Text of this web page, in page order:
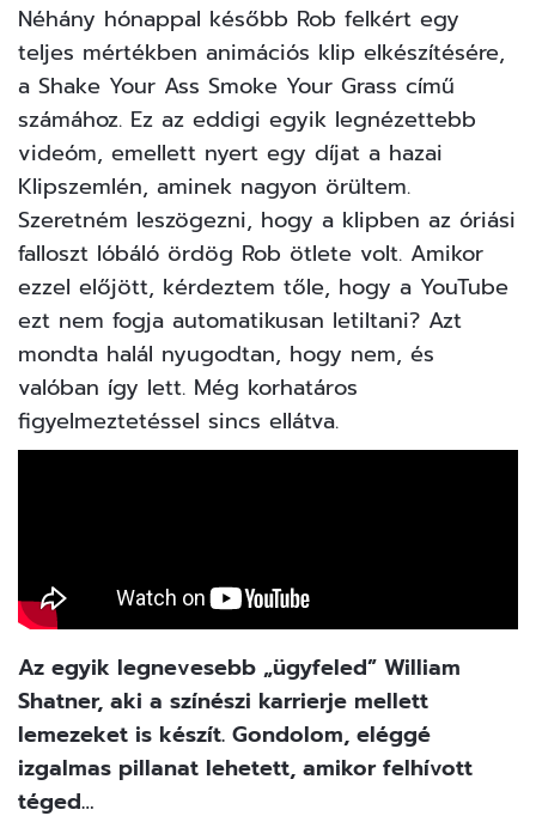
Néhány hónappal később Rob felkért egy
teljes mértékben animációs klip elkészítésére,
a Shake Your Ass Smoke Your Grass című
számához. Ez az eddigi egyik legnézettebb
videóm, emellett nyert egy díjat a hazai
Klipszemlén, aminek nagyon örültem.
Szeretném leszögezni, hogy a klipben az óriási
falloszt lóbáló ördög Rob ötlete volt. Amikor
ezzel előjött, kérdeztem tőle, hogy a YouTube
ezt nem fogja automatikusan letiltani? Azt
mondta halál nyugodtan, hogy nem, és
valóban így lett. Még korhatáros
figyelmeztetéssel sincs ellátva.
Az egyik legnevesebb „ügyfeled” William
Shatner, aki a színészi karrierje mellett
lemezeket is készít. Gondolom, eléggé
izgalmas pillanat lehetett, amikor felhívott
téged…